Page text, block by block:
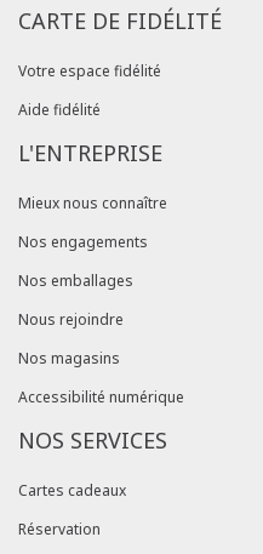
CARTE DE FIDÉLITÉ
Votre espace fidélité
Aide fidélité
L'ENTREPRISE
Mieux nous connaître
Nos engagements
Nos emballages
Nous rejoindre
Nos magasins
Accessibilité numérique
NOS SERVICES
Cartes cadeaux
Réservation